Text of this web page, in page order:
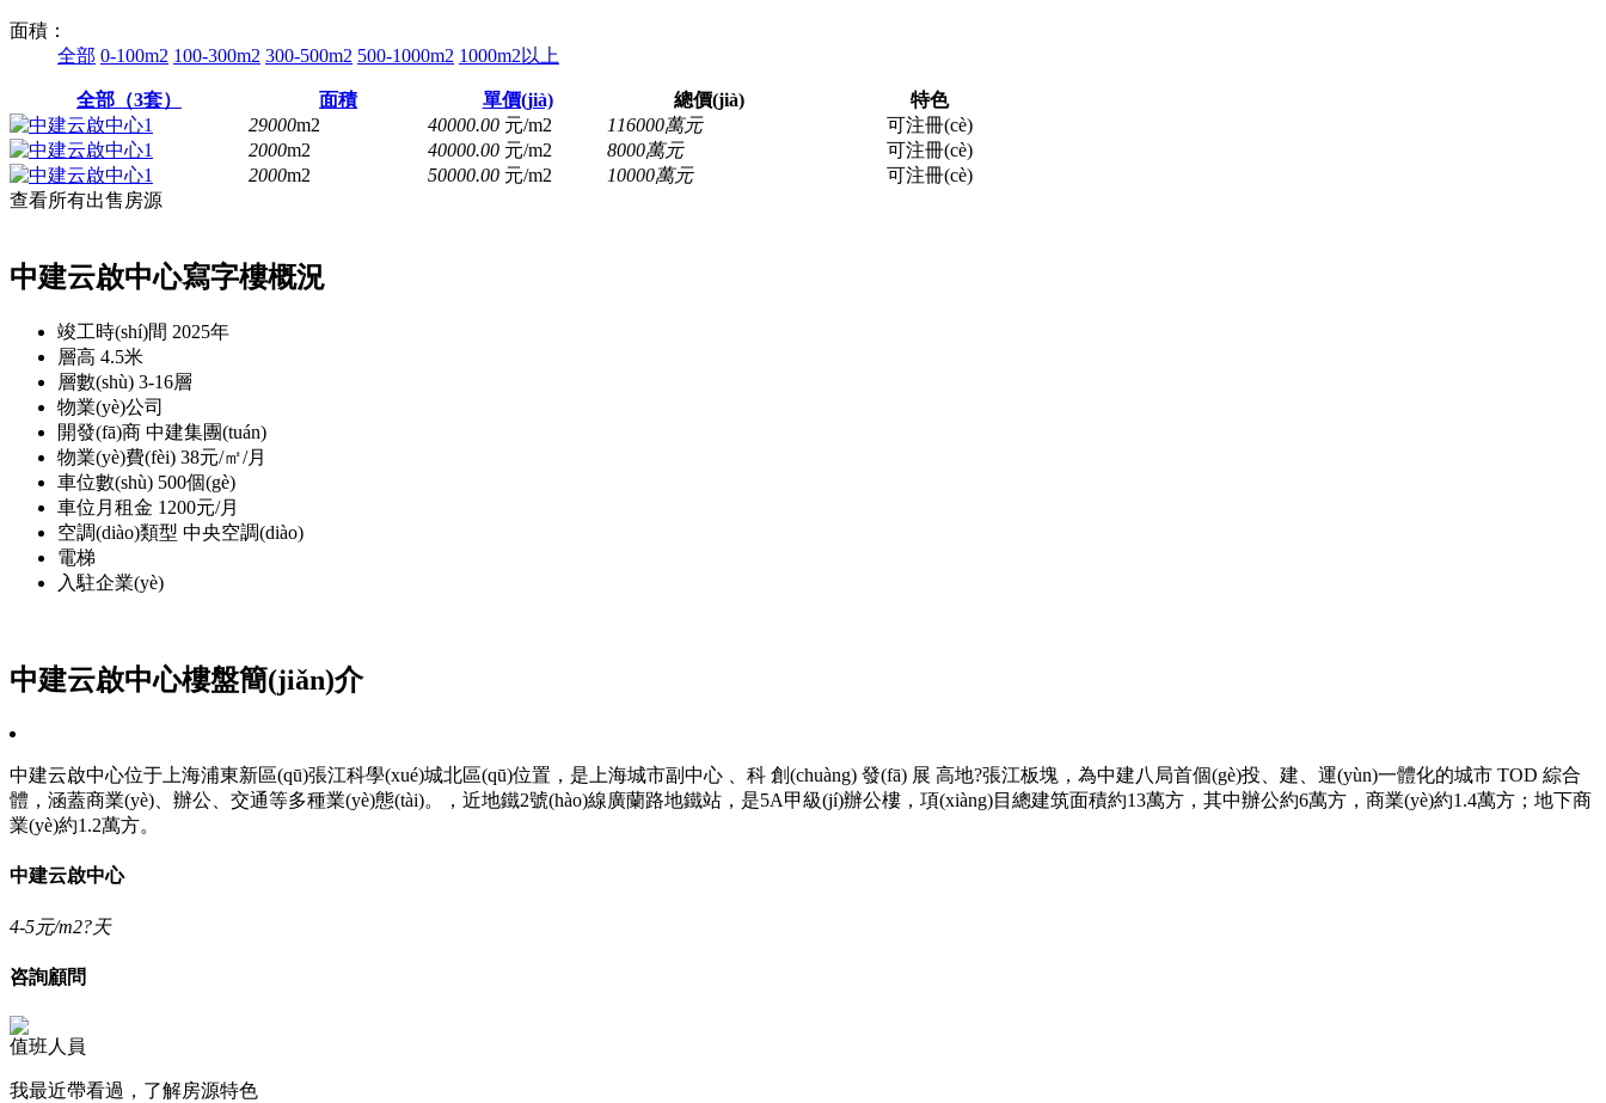
面積：
全部 0-100m2 100-300m2 300-500m2 500-1000m2 1000m2以上
全部（3套） 面積 單價(jià) 總價(jià)
特色
29000m2 40000.00 元/m2 116000萬元
可注冊(cè)
2000m2 40000.00 元/m2 8000萬元
可注冊(cè)
2000m2 50000.00 元/m2 10000萬元
可注冊(cè)
查看所有出售房源
中建云啟中心寫字樓概況
竣工時(shí)間 2025年
層高 4.5米
層數(shù) 3-16層
物業(yè)公司
開發(fā)商 中建集團(tuán)
物業(yè)費(fèi) 38元/㎡/月
車位數(shù) 500個(gè)
車位月租金 1200元/月
空調(diào)類型 中央空調(diào)
電梯
入駐企業(yè)
中建云啟中心樓盤簡(jiǎn)介
中建云啟中心位于上海浦東新區(qū)張江科學(xué)城北區(qū)位置，是上海城市副中心 、科 創(chuàng) 發(fā) 展 高地?張江板塊，為中建八局首個(gè)投、建、運(yùn)一體化的城市 TOD 綜合
體，涵蓋商業(yè)、辦公、交通等多種業(yè)態(tài)。，近地鐵2號(hào)線廣蘭路地鐵站，是5A甲級(jí)辦公樓，項(xiàng)目總建筑面積約13萬方，其中辦公約6萬方，商業(yè)約1.4萬方；地下商
業(yè)約1.2萬方。
中建云啟中心
4-5元/m2?天
咨詢顧問
值班人員
我最近帶看過，了解房源特色